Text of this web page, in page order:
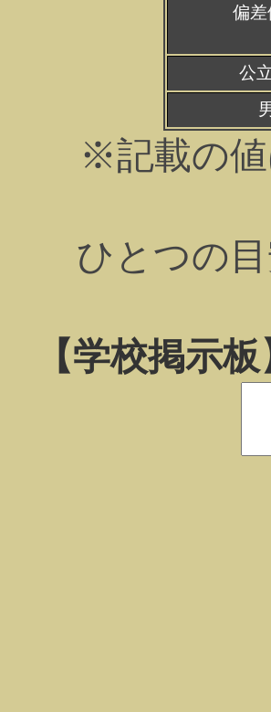
偏差
公
※記載の
ひとつの
【学校掲示板